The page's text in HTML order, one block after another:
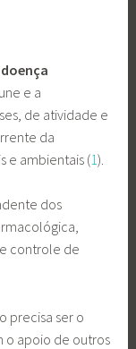
doença
e a
de atividade e
da
e ambientais (1).
dos
controle de
precisa ser o
o apoio de outros